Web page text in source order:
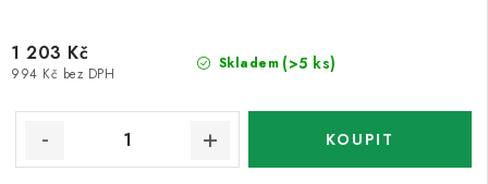
Skladem (>5 ks)
994 Kč bez DPH
1 203 Kč